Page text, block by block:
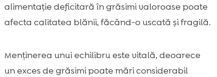
alimentație deficitară în grăsimi valoroase poate
afecta calitatea blănii, făcând-o uscată și fragilă.
Menținerea unui echilibru este vitală, deoarece
un exces de grăsimi poate mări considerabil